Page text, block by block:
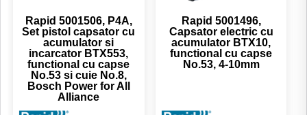
Rapid 5001506, P4A,
Set pistol capsator cu
acumulator si
incarcator BTX553,
functional cu capse
No.53 si cuie No.8,
Bosch Power for All
Alliance
Rapid 5001496,
Capsator electric cu
acumulator BTX10,
functional cu capse
No.53, 4-10mm